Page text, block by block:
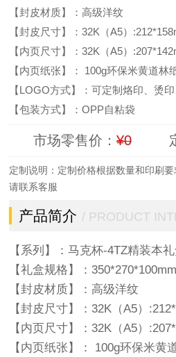
【封皮材质】：高级洋纹
【封皮尺寸】：32K（A5）
【内页尺寸】：32K（A5）
【内页纸张】： 100g环保米黄道林
【LOGO方式】：可定制烙印、烫
【包装方式】：OPP自粘袋
市场零售价：¥0
定制说明：定制价格根据数量和印刷
请联系客服
产品简介 / PRODUCT
【系列】：马克杯-4TZ精装本
【礼盒规格】：350*270*100mm
【封皮材质】：高级洋纹
【封皮尺寸】：32K（A5）
【内页尺寸】：32K（A5）
【内页纸张】： 100g环保米黄